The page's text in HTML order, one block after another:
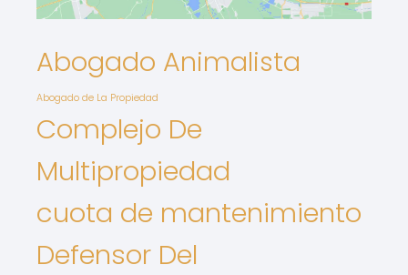
Abogado Animalista
Abogado de La Propiedad
Complejo De
Multipropiedad
cuota de mantenimiento
Defensor Del